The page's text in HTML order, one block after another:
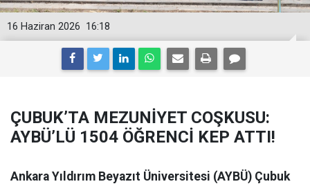
16:18
16 Haziran 2026
ÇUBUK’TA MEZUNİYET COŞKUSU:
AYBÜ’LÜ 1504 ÖĞRENCİ KEP ATTI!
Ankara Yıldırım Beyazıt Üniversitesi (AYBÜ) Çubuk